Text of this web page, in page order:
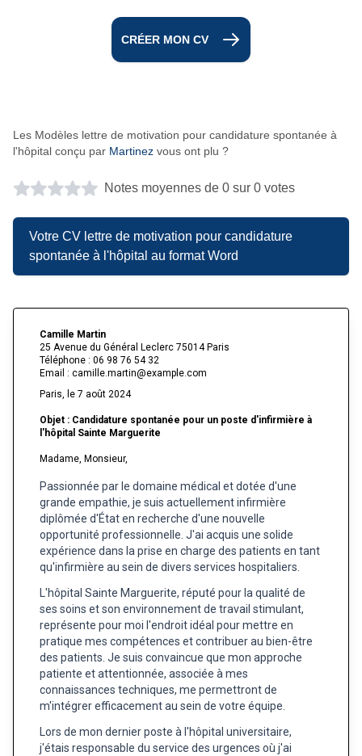
CRÉER MON CV
Les Modèles lettre de motivation pour candidature spontanée à
l'hôpital conçu par Martinez vous ont plu ?
Notes moyennes de 0 sur 0 votes
Votre CV lettre de motivation pour candidature
spontanée à l'hôpital au format Word
Camille Martin
25 Avenue du Général Leclerc 75014 Paris
Téléphone : 06 98 76 54 32
Email : camille.martin@example.com
Paris, le 7 août 2024
Objet : Candidature spontanée pour un poste d'infirmière à
l'hôpital Sainte Marguerite
Madame, Monsieur,
Passionnée par le domaine médical et dotée d'une
grande empathie, je suis actuellement infirmière
diplômée d'État en recherche d'une nouvelle
opportunité professionnelle. J'ai acquis une solide
expérience dans la prise en charge des patients en tant
qu'infirmière au sein de divers services hospitaliers.
L'hôpital Sainte Marguerite, réputé pour la qualité de
ses soins et son environnement de travail stimulant,
représente pour moi l'endroit idéal pour mettre en
pratique mes compétences et contribuer au bien-être
des patients. Je suis convaincue que mon approche
patiente et attentionnée, associée à mes
connaissances techniques, me permettront de
m'intégrer efficacement au sein de votre équipe.
Lors de mon dernier poste à l'hôpital universitaire,
j'étais responsable du service des urgences où j'ai